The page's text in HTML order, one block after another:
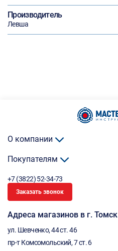
Производитель
Левша
О компании
Покупателям
+7 (3822) 52-34-73
Заказать звонок
Адреса магазинов в г. Томск
ул. Шевченко, 44 ст. 46
пр-т Комсомольский, 7 ст. 6